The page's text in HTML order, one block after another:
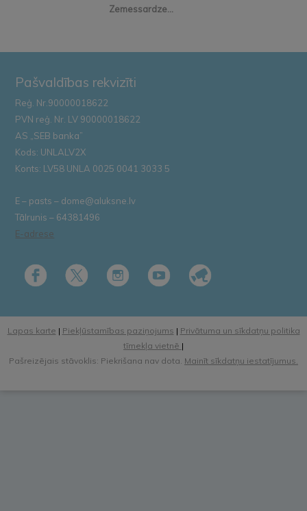
Zemessardze...
Pašvaldības rekvizīti
Reģ. Nr.90000018622
PVN reģ. Nr. LV 90000018622
AS „SEB banka”
Kods: UNLALV2X
Konts: LV58 UNLA 0025 0041 3033 5
E – pasts – dome@aluksne.lv
Tālrunis – 64381496
E-adrese
Lapas karte | Piekļūstamības paziņojums | Privātuma un sīkdatņu politika
tīmekļa vietnē |
Pašreizējais stāvoklis: Piekrišana nav dota. Mainīt sīkdatņu iestatījumus.